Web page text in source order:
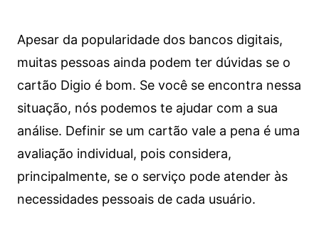
Apesar da popularidade dos bancos digitais,
muitas pessoas ainda podem ter dúvidas se o
cartão Digio é bom. Se você se encontra nessa
situação, nós podemos te ajudar com a sua
análise. Definir se um cartão vale a pena é uma
avaliação individual, pois considera,
principalmente, se o serviço pode atender às
necessidades pessoais de cada usuário.